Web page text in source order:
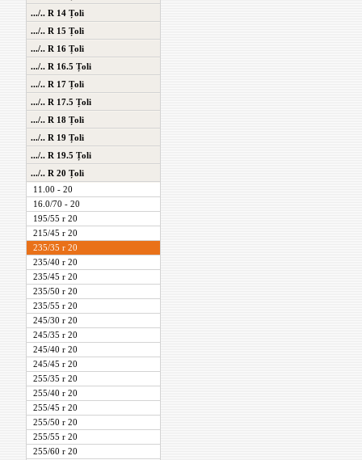
.../.. R 14 Țoli
.../.. R 15 Țoli
.../.. R 16 Țoli
.../.. R 16.5 Țoli
.../.. R 17 Țoli
.../.. R 17.5 Țoli
.../.. R 18 Țoli
.../.. R 19 Țoli
.../.. R 19.5 Țoli
.../.. R 20 Țoli
11.00 - 20
16.0/70 - 20
195/55 r 20
215/45 r 20
235/35 r 20
235/40 r 20
235/45 r 20
235/50 r 20
235/55 r 20
245/30 r 20
245/35 r 20
245/40 r 20
245/45 r 20
255/35 r 20
255/40 r 20
255/45 r 20
255/50 r 20
255/55 r 20
255/60 r 20